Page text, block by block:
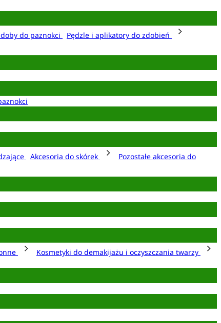
do paznokci
Pędzle i aplikatory do zdobień
Akcesoria do skórek
Pozostałe akcesoria do
Kosmetyki do demakijażu i oczyszczania twarzy